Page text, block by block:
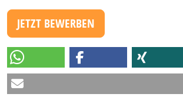
JETZT BEWERBEN